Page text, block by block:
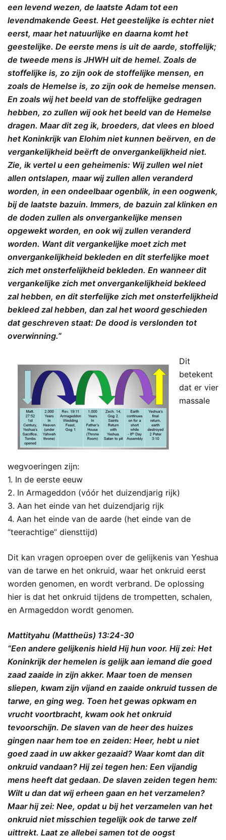
een levend wezen, de laatste Adam tot een
levendmakende Geest. Het geestelijke is echter niet
eerst, maar het natuurlijke en daarna komt het
geestelijke. De eerste mens is uit de aarde, stoffelijk;
de tweede mens is JHWH uit de hemel. Zoals de
stoffelijke is, zo zijn ook de stoffelijke mensen, en
zoals de Hemelse is, zo zijn ook de hemelse mensen.
En zoals wij het beeld van de stoffelijke gedragen
hebben, zo zullen wij ook het beeld van de Hemelse
dragen. Maar dit zeg ik, broeders, dat vlees en bloed
het Koninkrijk van Elohim niet kunnen beërven, en de
vergankelijkheid beërft de onvergankelijkheid niet.
Zie, ik vertel u een geheimenis: Wij zullen wel niet
allen ontslapen, maar wij zullen allen veranderd
worden, in een ondeelbaar ogenblik, in een oogwenk,
bij de laatste bazuin. Immers, de bazuin zal klinken en
de doden zullen als onvergankelijke mensen
opgewekt worden, en ook wij zullen veranderd
worden. Want dit vergankelijke moet zich met
onvergankelijkheid bekleden en dit sterfelijke moet
zich met onsterfelijkheid bekleden. En wanneer dit
vergankelijke zich met onvergankelijkheid bekleed
zal hebben, en dit sterfelijke zich met onsterfelijkheid
bekleed zal hebben, dan zal het woord geschieden
dat geschreven staat: De dood is verslonden tot
overwinning.”
Dit
betekent
dat er vier
massale
wegvoeringen zijn:
1. In de eerste eeuw
2. In Armageddon (vóór het duizendjarig rijk)
3. Aan het einde van het duizendjarig rijk
4. Aan het einde van de aarde (het einde van de
“teerachtige” diensttijd)
Dit kan vragen oproepen over de gelijkenis van Yeshua
van de tarwe en het onkruid, waar het onkruid eerst
worden genomen, en wordt verbrand. De oplossing
hier is dat het onkruid tijdens de trompetten, schalen,
en Armageddon wordt genomen.
Mattityahu (Mattheüs) 13:24-30
“Een andere gelijkenis hield Hij hun voor. Hij zei: Het
Koninkrijk der hemelen is gelijk aan iemand die goed
zaad zaaide in zijn akker. Maar toen de mensen
sliepen, kwam zijn vijand en zaaide onkruid tussen de
tarwe, en ging weg. Toen het gewas opkwam en
vrucht voortbracht, kwam ook het onkruid
tevoorschijn. De slaven van de heer des huizes
gingen naar hem toe en zeiden: Heer, hebt u niet
goed zaad in uw akker gezaaid? Waar komt dan dit
onkruid vandaan? Hij zei tegen hen: Een vijandig
mens heeft dat gedaan. De slaven zeiden tegen hem:
Wilt u dan dat wij erheen gaan en het verzamelen?
Maar hij zei: Nee, opdat u bij het verzamelen van het
onkruid niet misschien tegelijk ook de tarwe zelf
uittrekt. Laat ze allebei samen tot de oogst